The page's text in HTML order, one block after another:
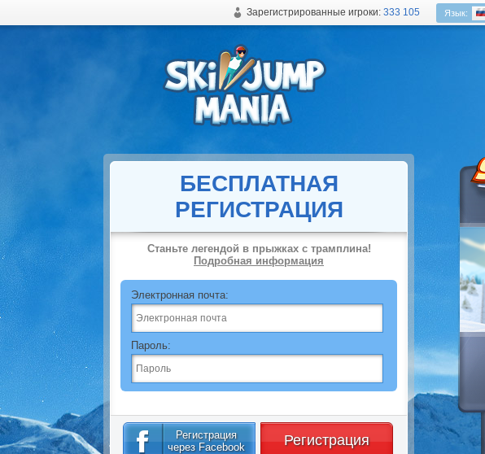
Зарегистрированные игроки: 333 105 Язык:
БЕСПЛАТНАЯ
РЕГИСТРАЦИЯ
Станьте легендой в прыжках с трамплина!
Подробная информация
Электронная почта:
Пароль:
Регистрация
через Facebook
Регистрация